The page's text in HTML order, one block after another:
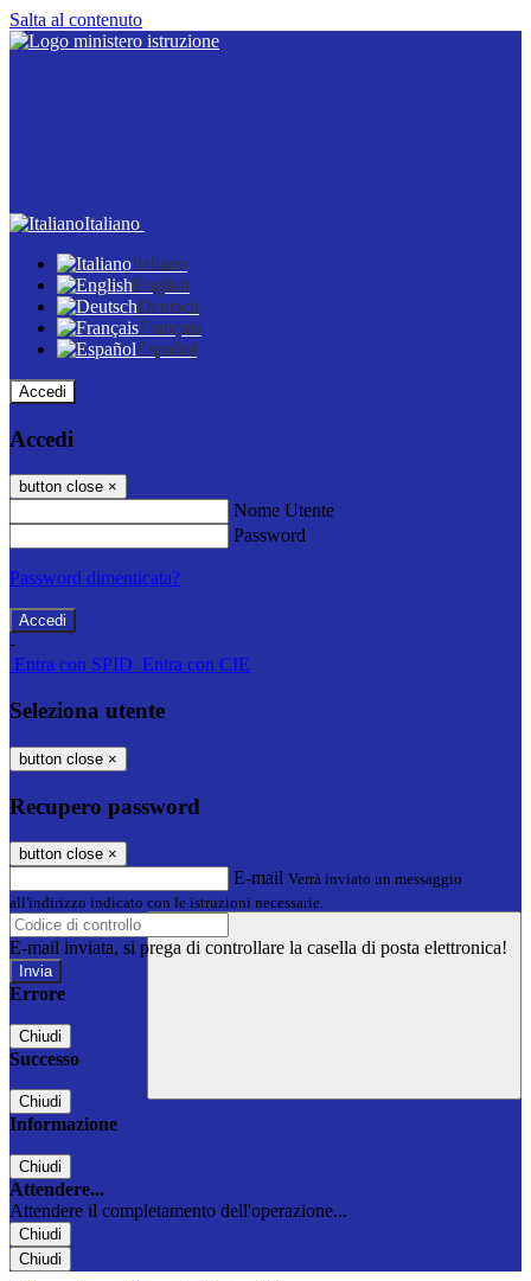
Salta al contenuto
Italiano
Italiano
English
Deutsch
Français
Español
Accedi
Accedi
button close ×
Nome Utente
Password
Password dimenticata?
-
Entra con SPID Entra con CIE
Seleziona utente
button close ×
Recupero password
button close ×
E-mail Verrà inviato un messaggio
all'indirizzo indicato con le istruzioni necessarie.
E-mail inviata, si prega di controllare la casella di posta elettronica!
Errore
Chiudi
Successo
Chiudi
Informazione
Chiudi
Attendere...
Attendere il completamento dell'operazione...
Chiudi
Chiudi